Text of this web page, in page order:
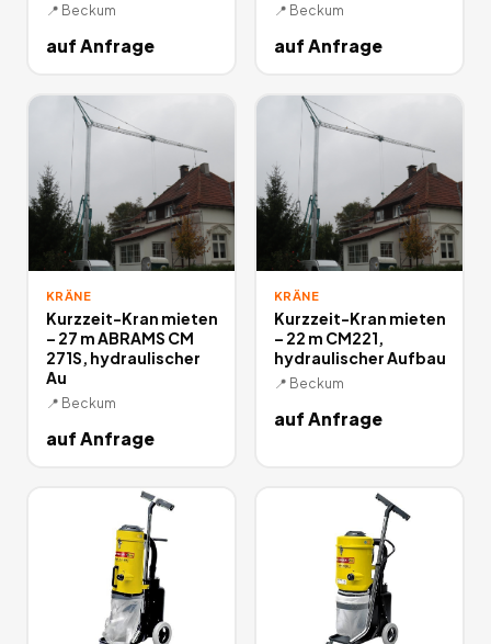
📍 Beckum
auf Anfrage
📍 Beckum
auf Anfrage
KRÄNE
Kurzzeit-Kran mieten
– 27 m ABRAMS CM
271S, hydraulischer
Au
📍 Beckum
auf Anfrage
KRÄNE
Kurzzeit-Kran mieten
– 22 m CM221,
hydraulischer Aufbau
📍 Beckum
auf Anfrage